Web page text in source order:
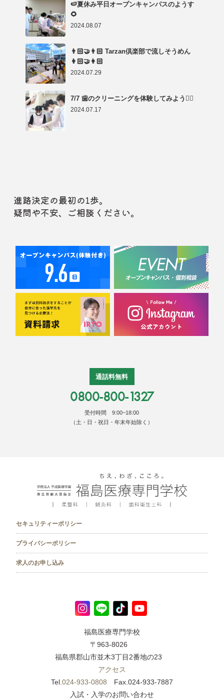
🍉夏休み平日オープンキャンパスのようす
🌻
2024.08.07
👨🏻‍🤝‍👨🏻 Tarzan倶楽部で流しそうめん
👩🏻‍🤝‍👩🏻
2024.07.29
7/7 歯のクリーニングを体験してみよう👩‍⚕️
2024.07.17
進路決定の最初の1歩。
疑問や不安、ご相談ください。
通話料無料
0800-800-1327
受付時間 9:00~18:00
（土・日・祝日・年末年始除く）
セキュリティーポリシー
プライバシーポリシー
求人のお申し込み
福島医療専門学校
〒963-8026
福島県郡山市並木3丁目2番地の23
アクセス
Tel.024-933-0808 Fax.024-933-7887
入試・入学のお問い合わせ